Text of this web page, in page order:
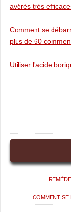
avérés très
Comment se
plus de 60
Utiliser l'acide
COMMENT SE